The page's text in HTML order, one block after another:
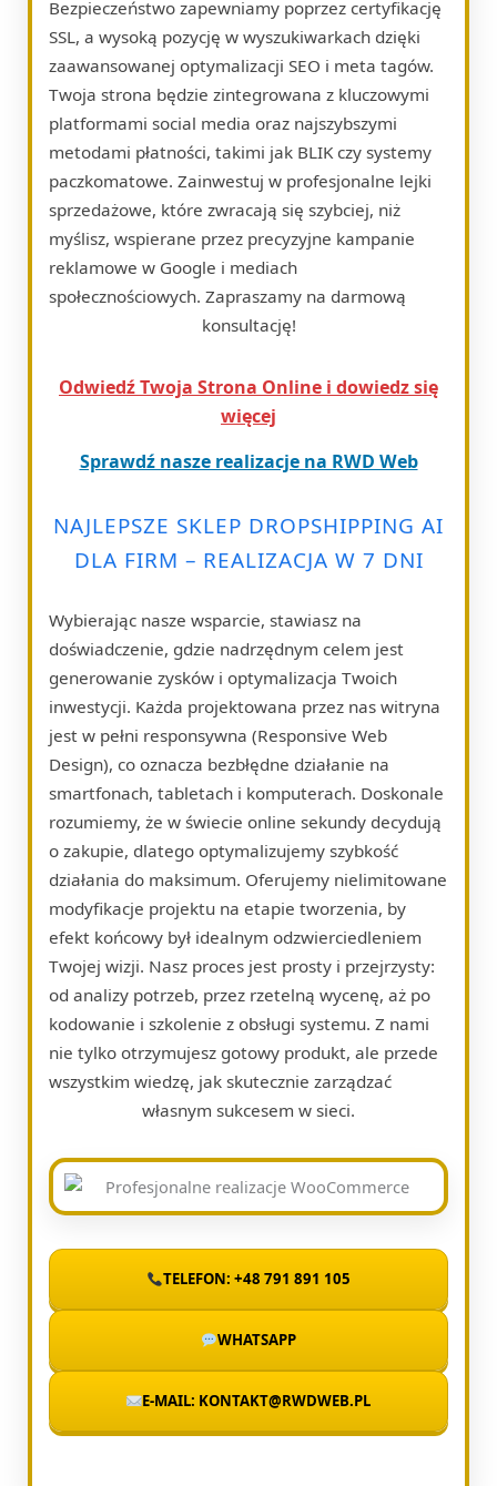
Bezpieczeństwo zapewniamy poprzez certyfikację
SSL, a wysoką pozycję w wyszukiwarkach dzięki
zaawansowanej optymalizacji SEO i meta tagów.
Twoja strona będzie zintegrowana z kluczowymi
platformami social media oraz najszybszymi
metodami płatności, takimi jak BLIK czy systemy
paczkomatowe. Zainwestuj w profesjonalne lejki
sprzedażowe, które zwracają się szybciej, niż
myślisz, wspierane przez precyzyjne kampanie
reklamowe w Google i mediach
społecznościowych. Zapraszamy na darmową
konsultację!
Odwiedź Twoja Strona Online i dowiedz się
więcej
Sprawdź nasze realizacje na RWD Web
NAJLEPSZE SKLEP DROPSHIPPING AI
DLA FIRM – REALIZACJA W 7 DNI
Wybierając nasze wsparcie, stawiasz na
doświadczenie, gdzie nadrzędnym celem jest
generowanie zysków i optymalizacja Twoich
inwestycji. Każda projektowana przez nas witryna
jest w pełni responsywna (Responsive Web
Design), co oznacza bezbłędne działanie na
smartfonach, tabletach i komputerach. Doskonale
rozumiemy, że w świecie online sekundy decydują
o zakupie, dlatego optymalizujemy szybkość
działania do maksimum. Oferujemy nielimitowane
modyfikacje projektu na etapie tworzenia, by
efekt końcowy był idealnym odzwierciedleniem
Twojej wizji. Nasz proces jest prosty i przejrzysty:
od analizy potrzeb, przez rzetelną wycenę, aż po
kodowanie i szkolenie z obsługi systemu. Z nami
nie tylko otrzymujesz gotowy produkt, ale przede
wszystkim wiedzę, jak skutecznie zarządzać
własnym sukcesem w sieci.
TELEFON: +48 791 891 105
WHATSAPP
E-MAIL: KONTAKT@RWDWEB.PL